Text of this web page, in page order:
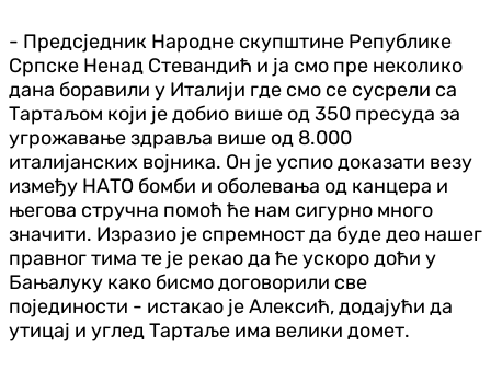
- Предсједник Народне скупштине Републике
Српске Ненад Стевандић и ја смо пре неколико
дана боравили у Италији где смо се сусрели са
Тартаљом који је добио више од 350 пресуда за
угрожавање здравља више од 8.000
италијанских војника. Он је успио доказати везу
између НАТО бомби и оболевања од канцера и
његова стручна помоћ ће нам сигурно много
значити. Изразио је спремност да буде део нашег
правног тима те је рекао да ће ускоро доћи у
Бањалуку како бисмо договорили све
појединости - истакао је Алексић, додајући да
утицај и углед Тартаље има велики домет.